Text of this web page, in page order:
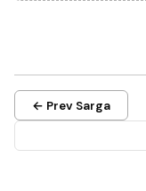
← Prev Sarga